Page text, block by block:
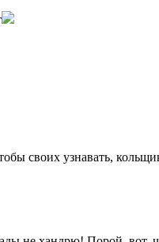
своих узнавать,